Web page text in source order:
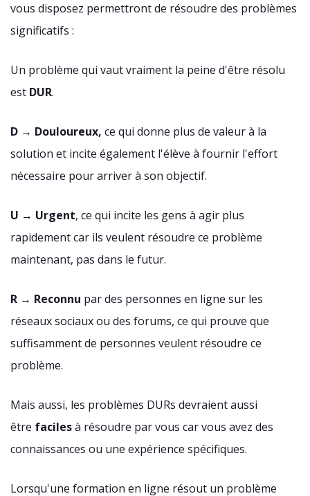
vous disposez permettront de résoudre des problèmes
significatifs :
Un problème qui vaut vraiment la peine d'être résolu
est DUR.
D → Douloureux, ce qui donne plus de valeur à la
solution et incite également l'élève à fournir l'effort
nécessaire pour arriver à son objectif.
U → Urgent, ce qui incite les gens à agir plus
rapidement car ils veulent résoudre ce problème
maintenant, pas dans le futur.
R → Reconnu par des personnes en ligne sur les
réseaux sociaux ou des forums, ce qui prouve que
suffisamment de personnes veulent résoudre ce
problème.
Mais aussi, les problèmes DURs devraient aussi
être facilesà résoudre par vous car vous avez des
connaissances ou une expérience spécifiques.
Lorsqu'une formation en ligne résout un problème